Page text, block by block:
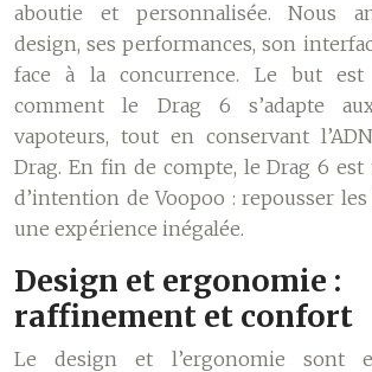
aboutie et personnalisée. Nous
design, ses performances, son
face à la concurrence. Le but
comment le Drag 6 s’adapte
vapoteurs, tout en conservant
Drag. En fin de compte, le Drag 6
d’intention de Voopoo : repousser
une expérience inégalée.
Design et ergonomie :
raffinement et confort
Le design et l’ergonomie sont